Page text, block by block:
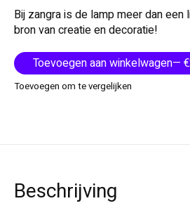
Bij zangra is de lamp meer dan een
bron van creatie en decoratie!
Toevoegen aan winkelwagen
Toevoegen om te vergelijken
Beschrijving